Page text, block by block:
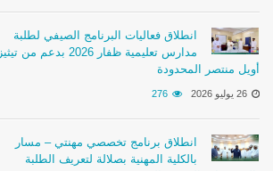
انطلاق فعاليات البرنامج الصيفي لطلبة
مدارس تعليمية ظفار 2026 بدعم من تيثيز
أويل منتصر المحدودة
26 يوليو 2026 276
انطلاق برنامج تخصصي مهنتي – مسار
بالكلية المهنية بصلالة لتعريف الطلبة